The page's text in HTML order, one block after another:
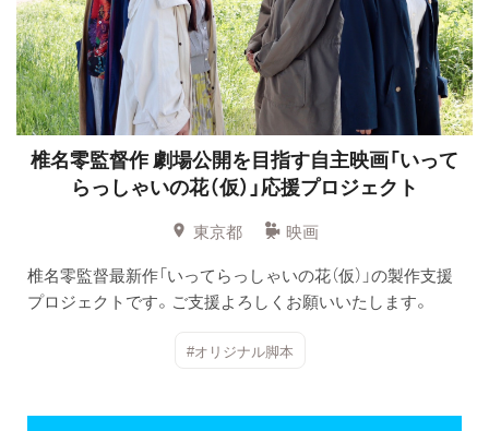
椎名零監督作 劇場公開を目指す自主映画「いって
らっしゃいの花（仮）」応援プロジェクト
東京都
映画
椎名零監督最新作「いってらっしゃいの花（仮）」の製作支援
プロジェクトです。ご支援よろしくお願いいたします。
#オリジナル脚本